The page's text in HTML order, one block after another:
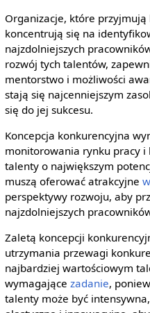
Organizacje, które
koncentrują się na
najzdolniejszych
rozwój tych talentów,
mentorstwo i możliwości
stają się najcenniejszym
się do jej sukcesu.
Koncepcja konkurencyjna
monitorowania rynku pracy
talenty o największym
muszą oferować atrakcyjne
perspektywy rozwoju, aby
najzdolniejszych
Zaletą koncepcji
utrzymania przewagi
najbardziej wartościowym
wymagające zadanie,
talenty może być